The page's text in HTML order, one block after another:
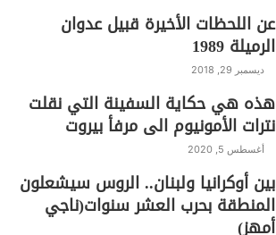
عن اللحظات الأخيرة قبيل عدوان
الرميلة 1989
ديسمبر 29, 2018
هذه هي حكاية السفينة التي نقلت
نترات الأمونيوم الى مرفأ بيروت
أغسطس 5, 2020
بين أوكرانيا ولبنان.. الروس سيشعلون
المنطقة بحرب العشر سنوات(ناجي
أمهز)